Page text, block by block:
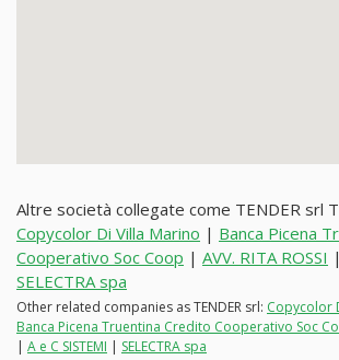
Altre società collegate come TENDER srl
Copycolor Di Villa Marino | Banca Picena
Cooperativo Soc Coop | AVV. RITA ROSSI |
SELECTRA spa
Other related companies as TENDER srl: Copycolor
Banca Picena Truentina Credito Cooperativo Soc
| A e C SISTEMI | SELECTRA spa